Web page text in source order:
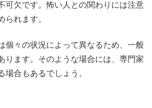
可欠です。怖い人との関わりには注意
られます。
個々の状況によって異なるため、一般
ります。そのような場合には、専門家
場合もあるでしょう。